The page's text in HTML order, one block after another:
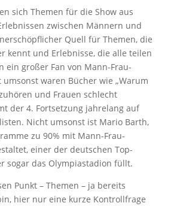
sich Themen für die Show aus
zwischen Männern und
Quell für Themen, die
kennt und Erlebnisse, die alle teilen
ein großer Fan von Mann-Frau-
waren Bücher wie „Warum
und Frauen schlecht
der 4. Fortsetzung jahrelang auf
Nicht umsonst ist Mario Barth,
zu 90% mit Mann-Frau-
einer der deutschen Top-
sogar das Olympiastadion füllt.
Punkt – Themen – ja bereits
hier nur eine kurze Kontrollfrage